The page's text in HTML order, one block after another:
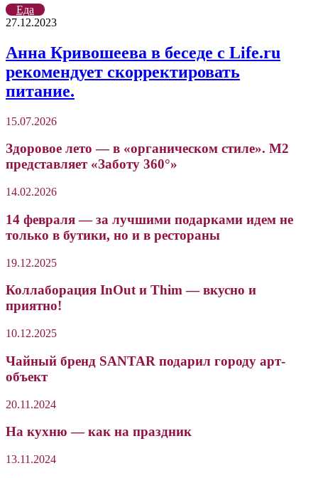
Еда
27.12.2023
Анна Кривошеева в беседе с Life.ru
рекомендует скорректировать
питание.
15.07.2026
Здоровое лето — в «органическом стиле». М2
представляет «Заботу 360°»
14.02.2026
14 февраля — за лучшими подарками идем не
только в бутики, но и в рестораны
19.12.2025
Коллаборация InOut и Thim — вкусно и
приятно!
10.12.2025
Чайный бренд SANTAR подарил городу арт-
объект
20.11.2024
На кухню — как на праздник
13.11.2024